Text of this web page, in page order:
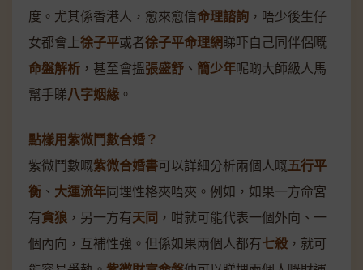
度。尤其係香港人，愈來愈信命理諮詢 ，唔少後生仔
女都會上徐子平或者徐子平命理網睇吓自己同伴侶嘅
命盤解析 ，甚至會搵張盛舒 、 簡少年呢啲大師級人馬
幫手睇八字姻緣 。
點樣用紫微鬥數合婚？
紫微鬥數嘅紫微合婚書可以詳細分析兩個人嘅五行平
衡 、 大運流年同埋性格夾唔夾。例如，如果一方命宮
有貪狼 ，另一方有天同 ，咁就可能代表一個外向、一
個內向，互補性強。但係如果兩個人都有七殺 ，就可